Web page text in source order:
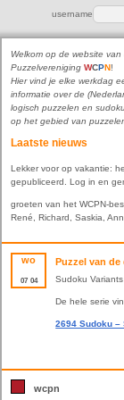
username
Welkom op de website
Puzzelvereniging WCPN!
Hier vind je elke werkdag
informatie over de
logisch puzzelen en
op het gebied van
Laatste nieuws
Lekker voor op vakantie:
gepubliceerd. Log in en
groeten van het WCPN-
René, Richard, Saskia,
wo
07 04
Puzzel van
Sudoku
De hele serie
2694 Sudoku –
wcpn